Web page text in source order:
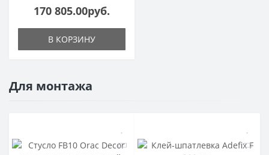
170 805.00руб.
В КОРЗИНУ
Для монтажа